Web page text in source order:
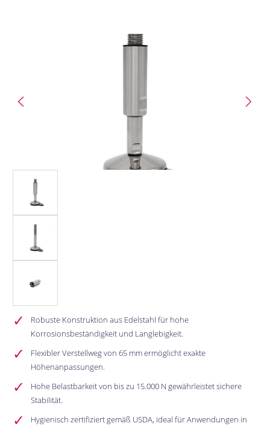
Robuste Konstruktion aus Edelstahl für hohe
Korrosionsbeständigkeit und Langlebigkeit.
Flexibler Verstellweg von 65 mm ermöglicht exakte
Höhenanpassungen.
Hohe Belastbarkeit von bis zu 15.000 N gewährleistet sichere
Stabilität.
Hygienisch zertifiziert gemäß USDA, ideal für Anwendungen in